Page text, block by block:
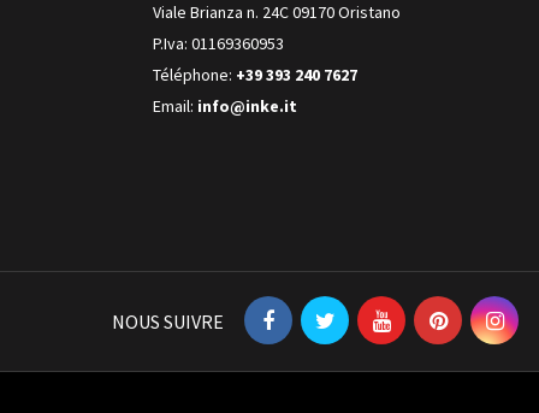
Viale Brianza n. 24C 09170 Oristano
P.Iva: 01169360953
Téléphone: +39 393 240 7627
Email: info@inke.it
NOUS SUIVRE